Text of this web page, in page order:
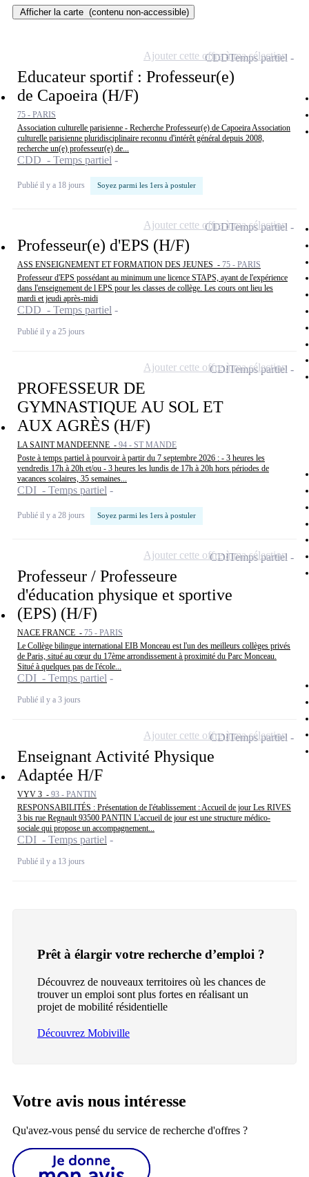
Afficher la carte (contenu non-accessible)
Educateur sportif : Professeur(e)
de Capoeira (H/F)
75 - PARIS
Association culturelle parisienne - Recherche Professeur(e) de Capoeira Association
culturelle parisienne pluridisciplinaire reconnu d'intérêt général depuis 2008,
recherche un(e) professeur(e) de...
CDD - Temps partiel
Publié il y a 18 jours Soyez parmi les 1ers à postuler
CDDTemps partiel
Ajouter cette offre à ma sélection
Professeur(e) d'EPS (H/F)
ASS ENSEIGNEMENT ET FORMATION DES JEUNES - 75 - PARIS
Professeur d'EPS possédant au minimum une licence STAPS, ayant de l'expérience
dans l'enseignement de l EPS pour les classes de collège. Les cours ont lieu les
mardi et jeudi après-midi
CDD - Temps partiel
Publié il y a 25 jours
CDDTemps partiel
Ajouter cette offre à ma sélection
PROFESSEUR DE
GYMNASTIQUE AU SOL ET
AUX AGRÈS (H/F)
LA SAINT MANDEENNE - 94 - ST MANDE
Poste à temps partiel à pourvoir à partir du 7 septembre 2026 : - 3 heures les
vendredis 17h à 20h et/ou - 3 heures les lundis de 17h à 20h hors périodes de
vacances scolaires, 35 semaines...
CDI - Temps partiel
Publié il y a 28 jours Soyez parmi les 1ers à postuler
CDITemps partiel
Ajouter cette offre à ma sélection
Professeur / Professeure
d'éducation physique et sportive
(EPS) (H/F)
NACE FRANCE - 75 - PARIS
Le Collège bilingue international EIB Monceau est l'un des meilleurs collèges privés
de Paris, situé au cœur du 17ème arrondissement à proximité du Parc Monceau.
Situé à quelques pas de l'école...
CDI - Temps partiel
Publié il y a 3 jours
CDITemps partiel
Ajouter cette offre à ma sélection
Enseignant Activité Physique
Adaptée H/F
VYV 3 - 93 - PANTIN
RESPONSABILITÉS : Présentation de l'établissement : Accueil de jour Les RIVES
3 bis rue Regnault 93500 PANTIN L'accueil de jour est une structure médico-
sociale qui propose un accompagnement...
CDI - Temps partiel
Publié il y a 13 jours
CDITemps partiel
Ajouter cette offre à ma sélection
Prêt à élargir votre recherche d’emploi ?
Découvrez de nouveaux territoires où les chances de
trouver un emploi sont plus fortes en réalisant un
projet de mobilité résidentielle
Découvrez Mobiville
Votre avis nous intéresse
Qu'avez-vous pensé du service de recherche d'offres ?